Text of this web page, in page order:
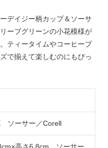
デイジー柄カップ＆ソーサ
ーブグリーンの小花模様が
ティータイムやコーヒーブ
で揃えて楽しむのにもぴっ
ソーサー／Corell